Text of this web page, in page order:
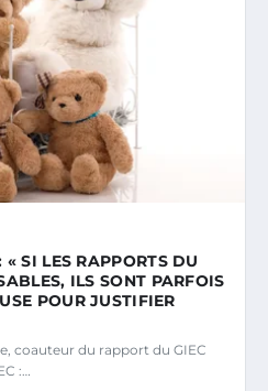
SI LES RAPPORTS DU
ILS SONT PARFOIS
POUR JUSTIFIER
coauteur du rapport du GIEC
:…